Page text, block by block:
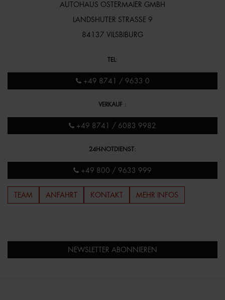
AUTOHAUS OSTERMAIER GMBH
LANDSHUTER STRASSE 9
84137 VILSBIBURG
TEL :
+49 8741 / 9633 0
VERKAUF :
+49 8741 / 6083 9982
24H-NOTDIENST:
+49 800 / 9633 999
TEAM ANFAHRT KONTAKT MEHR INFOS
NEWSLETTER ABONNIEREN